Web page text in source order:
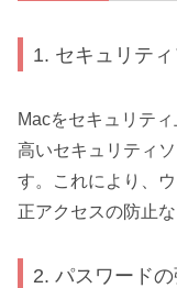
1. セキュリテ
Macをセキュリテ
高いセキュリティ
す。これにより、
正アクセスの防止
2. パスワード